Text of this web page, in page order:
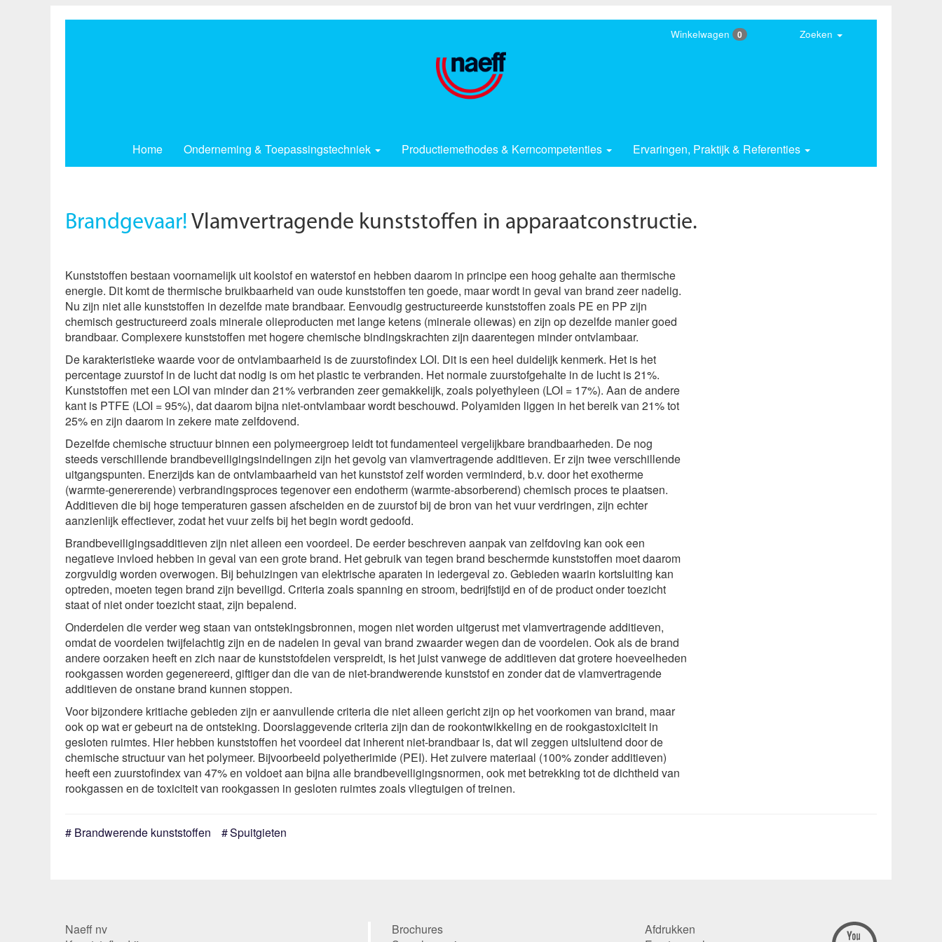
Home Onderneming & Toepassingstechniek Productiemethodes & Kerncompetenties Ervaringen, Praktijk & Referenties
Winkelwagen 0 Zoeken
Brandgevaar! Vlamvertragende kunststoffen in apparaatconstructie.
Kunststoffen bestaan ​​voornamelijk uit koolstof en waterstof en hebben daarom in principe een hoog gehalte aan thermische
energie. Dit komt de thermische bruikbaarheid van oude kunststoffen ten goede, maar wordt in geval van brand zeer nadelig.
Nu zijn niet alle kunststoffen in dezelfde mate brandbaar. Eenvoudig gestructureerde kunststoffen zoals PE en PP zijn
chemisch gestructureerd zoals minerale olieproducten met lange ketens (minerale oliewas) en zijn op dezelfde manier goed
brandbaar. Complexere kunststoffen met hogere chemische bindingskrachten zijn daarentegen minder ontvlambaar.
De karakteristieke waarde voor de ontvlambaarheid is de zuurstofindex LOI. Dit is een heel duidelijk kenmerk. Het is het
percentage zuurstof in de lucht dat nodig is om het plastic te verbranden. Het normale zuurstofgehalte in de lucht is 21%.
Kunststoffen met een LOI van minder dan 21% verbranden zeer gemakkelijk, zoals polyethyleen (LOI = 17%). Aan de andere
kant is PTFE (LOI = 95%), dat daarom bijna niet-ontvlambaar wordt beschouwd. Polyamiden liggen in het bereik van 21% tot
25% en zijn daarom in zekere mate zelfdovend.
Dezelfde chemische structuur binnen een polymeergroep leidt tot fundamenteel vergelijkbare brandbaarheden. De nog
steeds verschillende brandbeveiligingsindelingen zijn het gevolg van vlamvertragende additieven. Er zijn twee verschillende
uitgangspunten. Enerzijds kan de ontvlambaarheid van het kunststof zelf worden verminderd, b.v. door het exotherme
(warmte-genererende) verbrandingsproces tegenover een endotherm (warmte-absorberend) chemisch proces te plaatsen.
Additieven die bij hoge temperaturen gassen afscheiden en de zuurstof bij de bron van het vuur verdringen, zijn echter
aanzienlijk effectiever, zodat het vuur zelfs bij het begin wordt gedoofd.
Brandbeveiligingsadditieven zijn niet alleen een voordeel. De eerder beschreven aanpak van zelfdoving kan ook een
negatieve invloed hebben in geval van een grote brand. Het gebruik van tegen brand beschermde kunststoffen moet daarom
zorgvuldig worden overwogen. Bij behuizingen van elektrische aparaten in iedergeval zo. Gebieden waarin kortsluiting kan
optreden, moeten tegen brand zijn beveiligd. Criteria zoals spanning en stroom, bedrijfstijd en of de product onder toezicht
staat of niet onder toezicht staat, zijn bepalend.
Onderdelen die verder weg staan ​​van ontstekingsbronnen, mogen niet worden uitgerust met vlamvertragende additieven,
omdat de voordelen twijfelachtig zijn en de nadelen in geval van brand zwaarder wegen dan de voordelen. Ook als de brand
andere oorzaken heeft en zich naar de kunststofdelen verspreidt, is het juist vanwege de additieven dat grotere hoeveelheden
rookgassen worden gegenereerd, giftiger dan die van de niet-brandwerende kunststof en zonder dat de vlamvertragende
additieven de onstane brand kunnen stoppen.
Voor bijzondere kritiache gebieden zijn er aanvullende criteria die niet alleen gericht zijn op het voorkomen van brand, maar
ook op wat er gebeurt na de ontsteking. Doorslaggevende criteria zijn dan de rookontwikkeling en de rookgastoxiciteit in
gesloten ruimtes. Hier hebben kunststoffen het voordeel dat inherent niet-brandbaar is, dat wil zeggen uitsluitend door de
chemische structuur van het polymeer. Bijvoorbeeld polyetherimide (PEI). Het zuivere materiaal (100% zonder additieven)
heeft een zuurstofindex van 47% en voldoet aan bijna alle brandbeveiligingsnormen, ook met betrekking tot de dichtheid van
rookgassen en de toxiciteit van rookgassen in gesloten ruimtes zoals vliegtuigen of treinen.
Brandwerende kunststoffen Spuitgieten
Naeff nv
Brochures
Afdrukken